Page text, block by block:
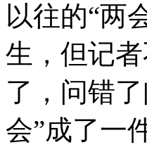
以往的“两
生，但记
了，问错
会”成了一